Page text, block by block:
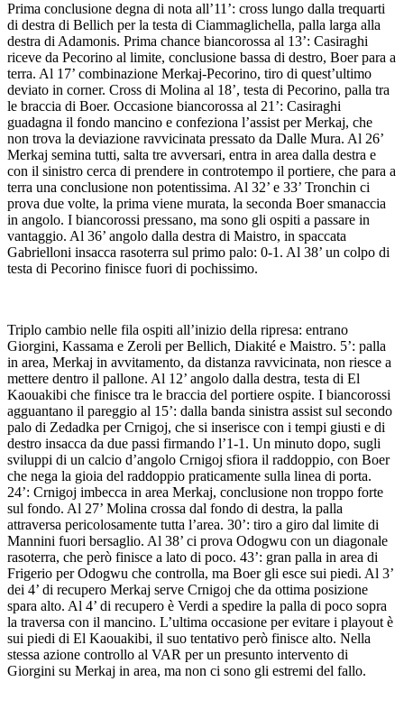
Prima conclusione degna di nota all’11’: cross lungo dalla trequarti
di destra di Bellich per la testa di Ciammaglichella, palla larga alla
destra di Adamonis. Prima chance biancorossa al 13’: Casiraghi
riceve da Pecorino al limite, conclusione bassa di destro, Boer para a
terra. Al 17’ combinazione Merkaj-Pecorino, tiro di quest’ultimo
deviato in corner. Cross di Molina al 18’, testa di Pecorino, palla tra
le braccia di Boer. Occasione biancorossa al 21’: Casiraghi
guadagna il fondo mancino e confeziona l’assist per Merkaj, che
non trova la deviazione ravvicinata pressato da Dalle Mura. Al 26’
Merkaj semina tutti, salta tre avversari, entra in area dalla destra e
con il sinistro cerca di prendere in controtempo il portiere, che para a
terra una conclusione non potentissima. Al 32’ e 33’ Tronchin ci
prova due volte, la prima viene murata, la seconda Boer smanaccia
in angolo. I biancorossi pressano, ma sono gli ospiti a passare in
vantaggio. Al 36’ angolo dalla destra di Maistro, in spaccata
Gabrielloni insacca rasoterra sul primo palo: 0-1. Al 38’ un colpo di
testa di Pecorino finisce fuori di pochissimo.
Triplo cambio nelle fila ospiti all’inizio della ripresa: entrano
Giorgini, Kassama e Zeroli per Bellich, Diakité e Maistro. 5’: palla
in area, Merkaj in avvitamento, da distanza ravvicinata, non riesce a
mettere dentro il pallone. Al 12’ angolo dalla destra, testa di El
Kaouakibi che finisce tra le braccia del portiere ospite. I biancorossi
agguantano il pareggio al 15’: dalla banda sinistra assist sul secondo
palo di Zedadka per Crnigoj, che si inserisce con i tempi giusti e di
destro insacca da due passi firmando l’1-1. Un minuto dopo, sugli
sviluppi di un calcio d’angolo Crnigoj sfiora il raddoppio, con Boer
che nega la gioia del raddoppio praticamente sulla linea di porta.
24’: Crnigoj imbecca in area Merkaj, conclusione non troppo forte
sul fondo. Al 27’ Molina crossa dal fondo di destra, la palla
attraversa pericolosamente tutta l’area. 30’: tiro a giro dal limite di
Mannini fuori bersaglio. Al 38’ ci prova Odogwu con un diagonale
rasoterra, che però finisce a lato di poco. 43’: gran palla in area di
Frigerio per Odogwu che controlla, ma Boer gli esce sui piedi. Al 3’
dei 4’ di recupero Merkaj serve Crnigoj che da ottima posizione
spara alto. Al 4’ di recupero è Verdi a spedire la palla di poco sopra
la traversa con il mancino. L’ultima occasione per evitare i playout è
sui piedi di El Kaouakibi, il suo tentativo però finisce alto. Nella
stessa azione controllo al VAR per un presunto intervento di
Giorgini su Merkaj in area, ma non ci sono gli estremi del fallo.